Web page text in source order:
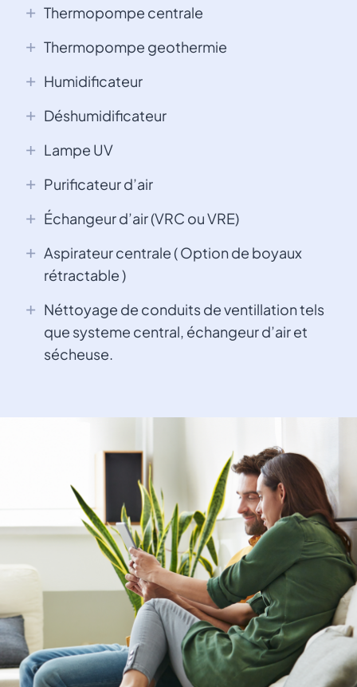
Thermopompe centrale
Thermopompe geothermie
Humidificateur
Déshumidificateur
Lampe UV
Purificateur d’air
Échangeur d’air (VRC ou VRE)
Aspirateur centrale ( Option de boyaux
rétractable )
Néttoyage de conduits de ventillation tels
que systeme central, échangeur d’air et
sécheuse.